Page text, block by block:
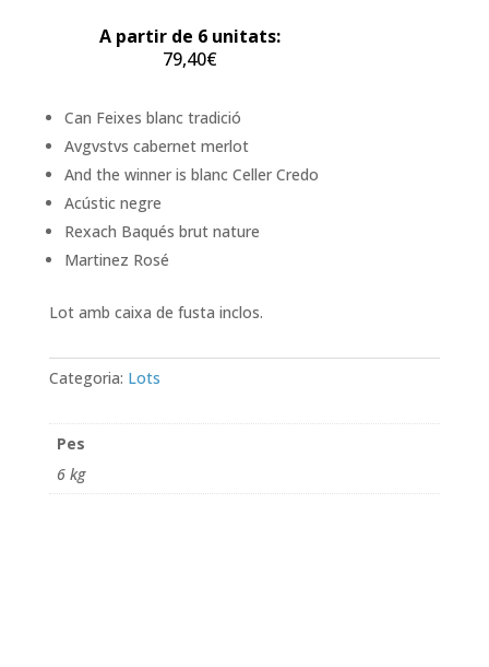
A partir de 6 unitats:
79,40€
Can Feixes blanc tradició
Avgvstvs cabernet merlot
And the winner is blanc Celler Credo
Acústic negre
Rexach Baqués brut nature
Martinez Rosé
Lot amb caixa de fusta inclos.
Categoria: Lots
Pes
6 kg